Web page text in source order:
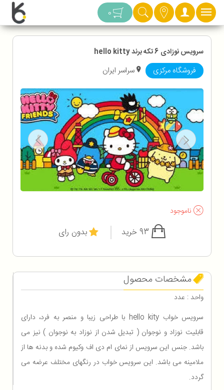
دسته بندی 0
سرویس نوزادی 6 تکه برند hello kitty
فروشگاه مرکزی سراسر ایران
ناموجود
بدون رای
مشخصات محصول
واحد : عدد
سرویس خواب hello kity با طراحی زیبا و منصر به فرد، دارای
قابلیت نوزاد و نوجوان ( تبدیل شدن از نوزاد به نوجوان ) نیز می
باشد. جنس این سرویس از نمای ام دی اف وکیوم شده و بدنه ها از
ملامینه می باشد. این سرویس خواب در رنگهای مختلف عرضه می
گردد.